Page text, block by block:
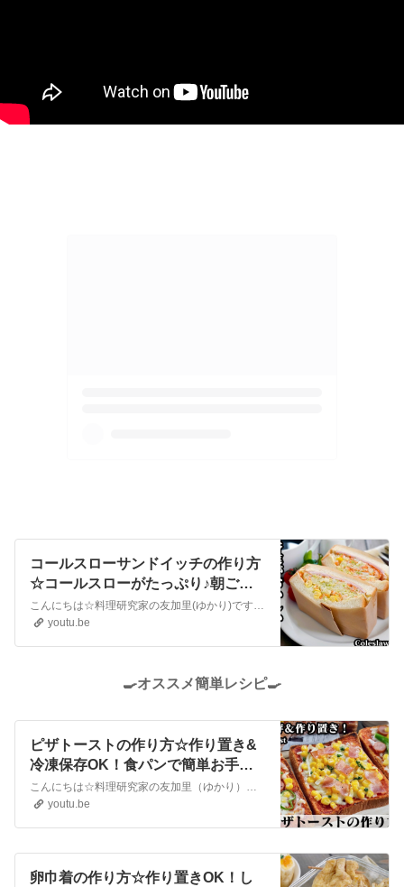
コールスローサンドイッチの作り方
☆コールスローがたっぷり♪朝ごは
んにもピッタリなサンドイッチ☆-
How to make Coleslaw Sandwich-
【料理研究家ゆかり】【たまごソム
youtu.be
🍳オススメ簡単レシピ🍳
ピザトーストの作り方☆作り置き&
冷凍保存OK！食パンで簡単お手軽
レシピ☆冷凍保存方法もご紹介しま
す♪-How to make Pizza Toast-【料
理研究家ゆかり】【たまごソムリエ
youtu.be
卵巾着の作り方☆作り置きOK！し